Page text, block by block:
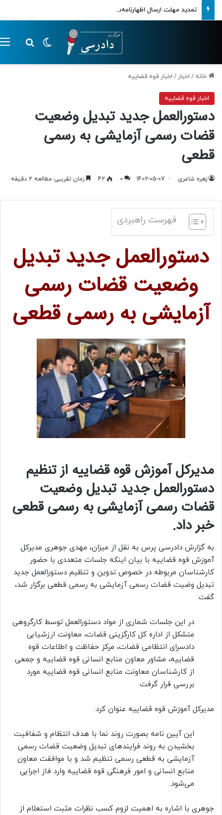
تمدید مهلت ارسال اظهارنامه‌های مالیاتی تا پایان تابستان 1405
تغییر پوسته
خانه / اخبار / اخبار قوه قضاییه
اخبار قوه قضاییه
دستورالعمل جدید تبدیل وضعیت
قضات رسمی آزمایشی به رسمی
قطعی
زهره شاعری 1402-05-07
0
42 زمان تقریبی مطالعه 2 دقیقه
فهرست راهبردی
دستورالعمل جدید تبدیل
وضعیت قضات رسمی
آزمایشی به رسمی قطعی
مدیرکل آموزش قوه قضاییه از تنظیم
دستورالعمل جدید تبدیل وضعیت
قضات رسمی آزمایشی به رسمی قطعی
خبر داد.
به گزارش دادرسی پرس به نقل از میزان، مهدی جوهری مدیرکل
آموزش قوه قضاییه با بیان اینکه جلسات متعددی با حضور
کارشناسان مربوطه در خصوص تدوین و تنظیم دستورالعمل جدید
تبدیل وضیت قضات رسمی آزمایشی به رسمی قطعی برگزار شد،
گفت:
در این جلسات شماری از مواد دستورالعمل توسط کارگروهی
متشکل از اداره کل کارگزینی قضات، معاونت ارزشیابی
دادسرای انتظامی قضات، مرکز حفاظت و اطلاعات قوه
قضاییه، مشاور معاون منابع انسانی قوه قضاییه و جمعی
از کارشناسان معاونت منابع انسانی قوه قضاییه مورد
بررسی قرار گرفت.
مدیرکل آموزش قوه قضاییه عنوان کرد:
این آیین نامه بصورت روند نما با هدف انتظام و شفافیت
بخشیدن به روند فرایند‌های تبدیل وضعیت قضات رسمی
آزمایشی به قطعی رسمی تنظیم شد و با موافقت معاون
منابع انسانی و امور فرهنگی قوه قضاییه وارد فاز اجرایی
می‌شود.
جوهری با اشاره به اهمیت لزوم کسب نظرات مثبت استعلام از